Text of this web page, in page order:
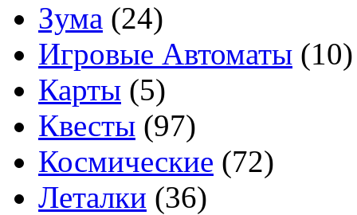
Зума (24)
Игровые Автоматы (10)
Карты (5)
Квесты (97)
Космические (72)
Леталки (36)